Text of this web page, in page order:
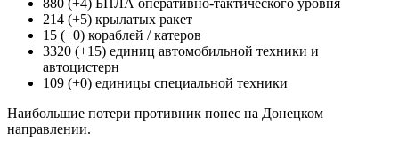
214 (+5) крылатых ракет
15 (+0) кораблей / катеров
3320 (+15) единиц автомобильной техники и
автоцистерн
109 (+0) единицы специальной техники
Наибольшие потери противник понес на Донецком
направлении.